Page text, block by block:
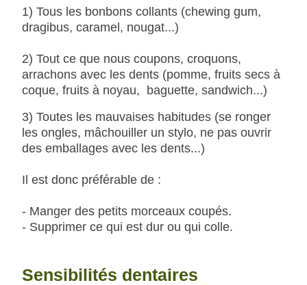
1) Tous les bonbons collants (chewing gum,
dragibus, caramel, nougat...)
2) Tout ce que nous coupons, croquons,
arrachons avec les dents (pomme, fruits secs à
coque, fruits à noyau, baguette, sandwich...)
3) Toutes les mauvaises habitudes (se ronger
les ongles, mâchouiller un stylo, ne pas ouvrir
des emballages avec les dents...)
Il est donc préférable de :
- Manger des petits morceaux coupés.
- Supprimer ce qui est dur ou qui colle.
Sensibilités dentaires